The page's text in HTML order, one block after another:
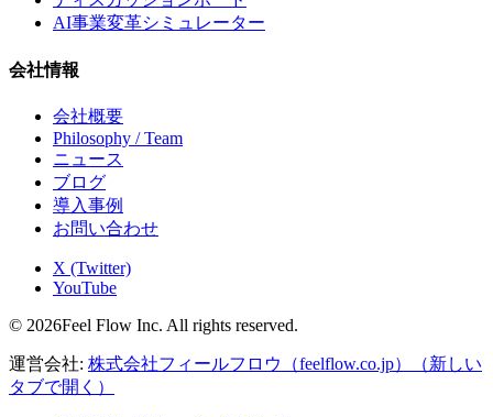
AI事業変革シミュレーター
会社情報
会社概要
Philosophy / Team
ニュース
ブログ
導入事例
お問い合わせ
X (Twitter)
YouTube
© 2026Feel Flow Inc. All rights reserved.
運営会社: 株式会社フィールフロウ（feelflow.co.jp）
（新しい
タブで開く）